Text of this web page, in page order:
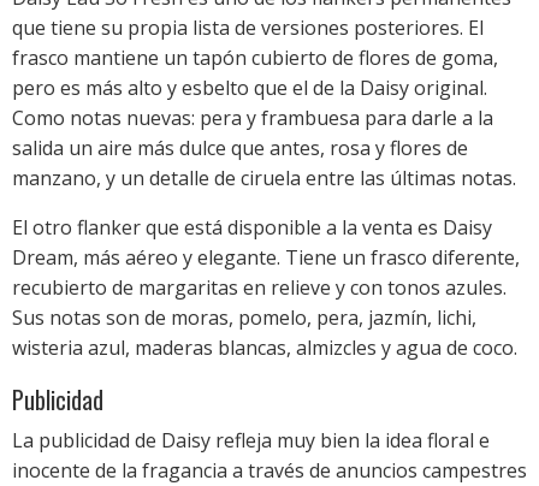
que tiene su propia lista de versiones posteriores. El
frasco mantiene un tapón cubierto de flores de goma,
pero es más alto y esbelto que el de la Daisy original.
Como notas nuevas: pera y frambuesa para darle a la
salida un aire más dulce que antes, rosa y flores de
manzano, y un detalle de ciruela entre las últimas notas.
El otro flanker que está disponible a la venta es Daisy
Dream, más aéreo y elegante. Tiene un frasco diferente,
recubierto de margaritas en relieve y con tonos azules.
Sus notas son de moras, pomelo, pera, jazmín, lichi,
wisteria azul, maderas blancas, almizcles y agua de coco.
Publicidad
La publicidad de Daisy refleja muy bien la idea floral e
inocente de la fragancia a través de anuncios campestres